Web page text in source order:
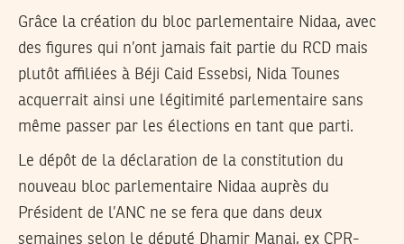
Grâce la création du bloc parlementaire Nidaa, avec
des figures qui n’ont jamais fait partie du RCD mais
plutôt affiliées à Béji Caid Essebsi, Nida Tounes
acquerrait ainsi une légitimité parlementaire sans
même passer par les élections en tant que parti.
Le dépôt de la déclaration de la constitution du
nouveau bloc parlementaire Nidaa auprès du
Président de l’ANC ne se fera que dans deux
semaines selon le député Dhamir Manai, ex CPR-